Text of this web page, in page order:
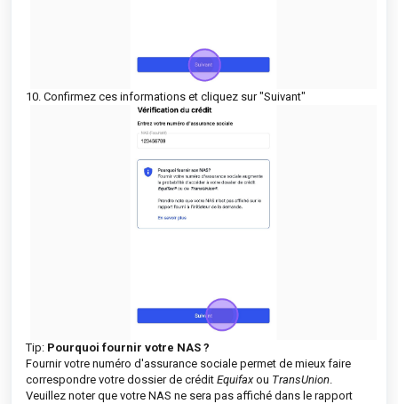
10. Confirmez ces informations et cliquez sur "Suivant"
Tip: Pourquoi fournir votre NAS ?
Fournir votre numéro d'assurance sociale permet de mieux faire
correspondre votre dossier de crédit Equifaxou TransUnion.
Veuillez noter que votre NAS ne sera pas affiché dans le rapport